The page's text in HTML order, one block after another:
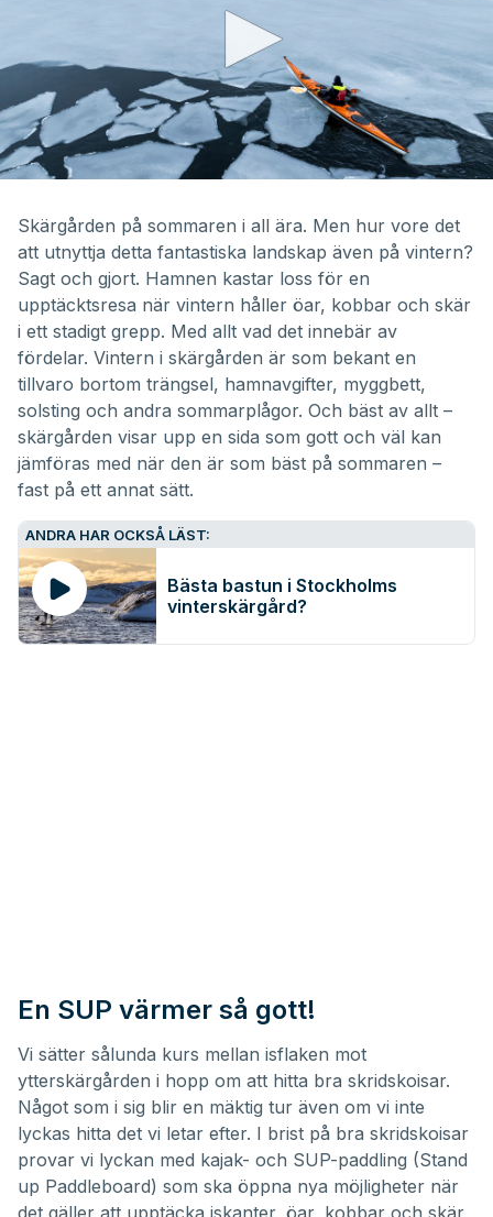
minutes,
seconds
Skärgården på sommaren i all ära. Men hur vore det
att utnyttja detta fantastiska landskap även på vintern?
Sagt och gjort. Hamnen kastar loss för en
upptäcktsresa när vintern håller öar, kobbar och skär
i ett stadigt grepp. Med allt vad det innebär av
fördelar. Vintern i skärgården är som bekant en
tillvaro bortom trängsel, hamnavgifter, myggbett,
solsting och andra sommarplågor. Och bäst av allt –
skärgården visar upp en sida som gott och väl kan
jämföras med när den är som bäst på sommaren –
fast på ett annat sätt.
ANDRA HAR OCKSÅ LÄST:
Bästa bastun i Stockholms
vinterskärgård?
En SUP värmer så gott!
Vi sätter sålunda kurs mellan isflaken mot
ytterskärgården i hopp om att hitta bra skridskoisar.
Något som i sig blir en mäktig tur även om vi inte
lyckas hitta det vi letar efter. I brist på bra skridskoisar
provar vi lyckan med kajak- och SUP-paddling (Stand
up Paddleboard) som ska öppna nya möjligheter när
det gäller att upptäcka iskanter, öar, kobbar och skär